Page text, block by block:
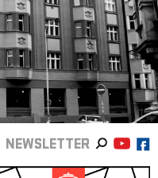
NEWSLETTER